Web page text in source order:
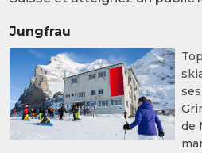
Jungfrau
de